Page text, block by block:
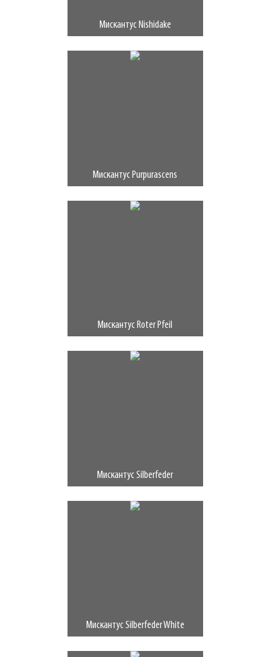
Мискантус Nishidake
Мискантус Purpurascens
Мискантус Roter Pfeil
Мискантус Silberfeder
Мискантус Silberfeder White